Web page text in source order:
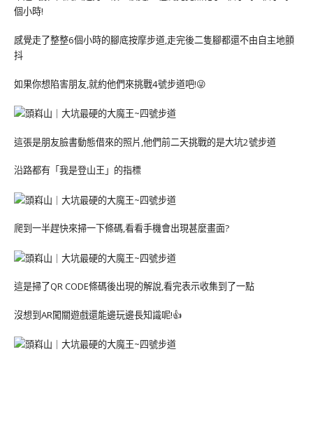
個小時!
感覺走了整整6個小時的腳底按摩步道,走完後二隻腳都還不由自主地顫
抖
如果你想陷害朋友,就約他們來挑戰4號步道吧!😜
這張是朋友臉書動態借來的照片,他們前二天挑戰的是大坑2號步道
沿路都有「我是登山王」的指標
爬到一半趕快來掃一下條碼,看看手機會出現甚麼畫面?
這是掃了QR CODE條碼後出現的解說,看完表示收集到了一點
沒想到AR闖關遊戲還能邊玩邊長知識呢!👍